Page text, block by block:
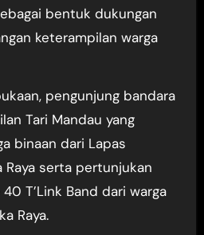
bentuk dukungan
keterampilan warga
pengunjung bandara
Tari Mandau yang
binaan dari Lapas
Raya serta pertunjukan
T’Link Band dari warga
Raya.